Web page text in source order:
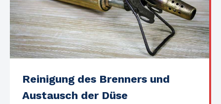
Reinigung des Brenners und
Austausch der Düse